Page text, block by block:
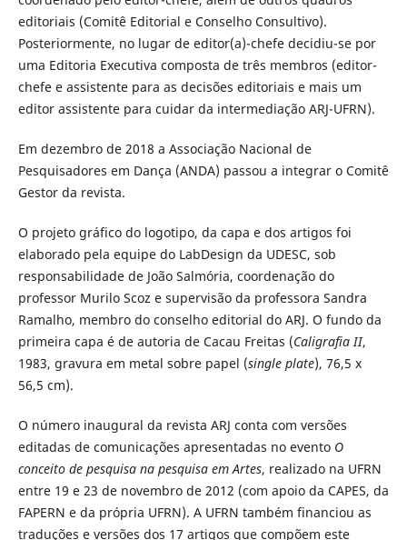
editoriais (Comitê Editorial e Conselho Consultivo).
Posteriormente, no lugar de editor(a)-chefe decidiu-se por
uma Editoria Executiva composta de três membros (editor-
chefe e assistente para as decisões editoriais e mais um
editor assistente para cuidar da intermediação ARJ-UFRN).
Em dezembro de 2018 a Associação Nacional de
Pesquisadores em Dança (ANDA) passou a integrar o Comitê
Gestor da revista.
O projeto gráfico do logotipo, da capa e dos artigos foi
elaborado pela equipe do LabDesign da UDESC, sob
responsabilidade de João Salmória, coordenação do
professor Murilo Scoz e supervisão da professora Sandra
Ramalho, membro do conselho editorial do ARJ. O fundo da
primeira capa é de autoria de Cacau Freitas (Caligrafia II,
1983, gravura em metal sobre papel (single plate), 76,5 x
56,5 cm).
O número inaugural da revista ARJ conta com versões
editadas de comunicações apresentadas no evento O
conceito de pesquisa na pesquisa em Artes, realizado na UFRN
entre 19 e 23 de novembro de 2012 (com apoio da CAPES, da
FAPERN e da própria UFRN). A UFRN também financiou as
traduções e versões dos 17 artigos que compõem este